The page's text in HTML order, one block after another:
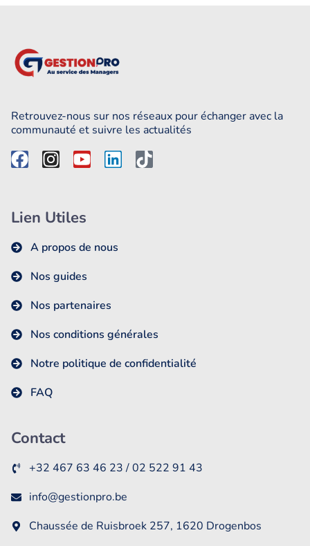
Retrouvez-nous sur nos réseaux pour échanger avec la
communauté et suivre les actualités
Lien Utiles
A propos de nous
Nos guides
Nos partenaires
Nos conditions générales
Notre politique de confidentialité
FAQ
Contact
+32 467 63 46 23 / 02 522 91 43
info@gestionpro.be
Chaussée de Ruisbroek 257, 1620 Drogenbos